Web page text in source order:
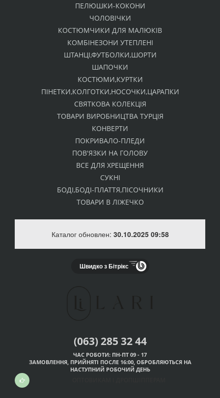
ПЕЛЮШКИ-КОКОНИ
ЧОЛОВІЧКИ
КОСТЮМЧИКИ ДЛЯ МАЛЮКІВ
КОМБІНЕЗОНИ УТЕПЛЕНІ
ШТАНЦІ,ФУТБОЛКИ,ШОРТИ
ШАПОЧКИ
КОСТЮМИ,КУРТКИ
ПІНЕТКИ,КОЛГОТКИ,НОСОЧКИ,ЦАРАПКИ
СВЯТКОВА КОЛЕКЦІЯ
ТОВАРИ ВИРОБНИЦТВА ТУРЦІЯ
КОНВЕРТИ
ПОКРИВАЛО-ПЛЕДИ
ПОВ'ЯЗКИ НА ГОЛОВУ
ВСЕ ДЛЯ ХРЕЩЕННЯ
СУКНІ
БОДІ,БОДІ-ПЛАТТЯ,ПІСОЧНИКИ
ТОВАРИ В ЛІЖЕЧКО
Каталог обновлен: 30.10.2025 09:58
Швидко з Бітрікс
(063) 285 32 44
ЧАС РОБОТИ: ПН-ПТ 09 - 17
ЗАМОВЛЕННЯ, ПРИЙНЯТІ ПОСЛЕ 16:00, ОБРОБЛЯЮТЬСЯ НА
НАСТУПНИЙ РОБОЧИЙ ДЕНЬ